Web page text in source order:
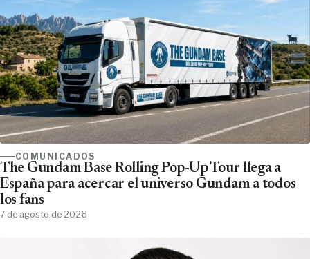
COMUNICADOS
The Gundam Base Rolling Pop-Up Tour llega a
España para acercar el universo Gundam a todos
los fans
7 de agosto de 2026